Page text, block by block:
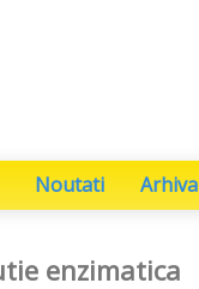
Noutati Arhiva
enzimatica